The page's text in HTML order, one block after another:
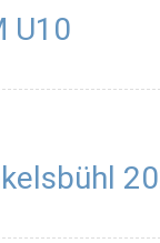
U10